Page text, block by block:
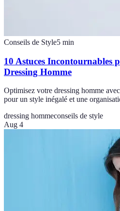
Conseils de Style5 min
10 Astuces Incontournables
Dressing Homme
Optimisez votre dressing homme
pour un style inégalé et une
dressing hommeconseils de style
Aug 4